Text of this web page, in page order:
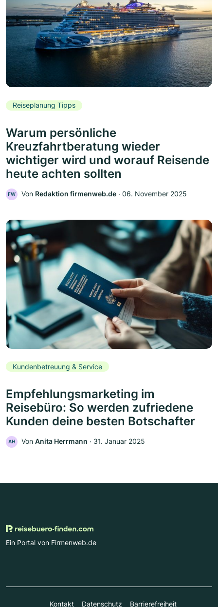
Reiseplanung Tipps
Warum persönliche
Kreuzfahrtberatung wieder
wichtiger wird und worauf Reisende
heute achten sollten
FW Von Redaktion firmenweb.de ‧ 06. November 2025
Kundenbetreuung & Service
Empfehlungsmarketing im
Reisebüro: So werden zufriedene
Kunden deine besten Botschafter
AH Von Anita Herrmann ‧ 31. Januar 2025
Ein Portal von Firmenweb.de
Kontakt Datenschutz Barrierefreiheit